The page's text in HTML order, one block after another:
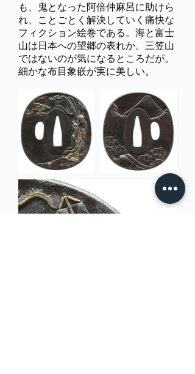
も、鬼となった阿倍仲麻呂に助けら
れ、ことごとく解決していく痛快な
フィクション絵巻である。海と富士
山は日本への望郷の表れか。三笠山
ではないのが気になるところだが。
細かな布目象嵌が実に美しい。